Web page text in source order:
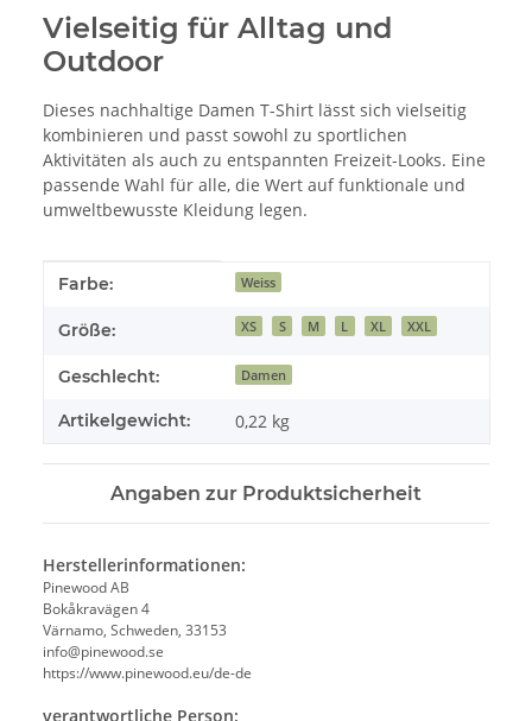
Vielseitig für Alltag und
Outdoor
Dieses nachhaltige Damen T-Shirt lässt sich vielseitig
kombinieren und passt sowohl zu sportlichen
Aktivitäten als auch zu entspannten Freizeit-Looks. Eine
passende Wahl für alle, die Wert auf funktionale und
umweltbewusste Kleidung legen.
Produkteigenschaft
Wert
Farbe: Weiss
Größe: XS S M L XL XXL
Geschlecht: Damen
Artikelgewicht: 0,22 kg
Angaben zur Produktsicherheit
Herstellerinformationen:
Pinewood AB
Bokåkravägen 4
Värnamo, Schweden, 33153
info@pinewood.se
https://www.pinewood.eu/de-de
verantwortliche Person: